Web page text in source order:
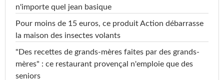
n'importe quel jean basique
Pour moins de 15 euros, ce produit Action débarrasse
la maison des insectes volants
"Des recettes de grands-mères faites par des grands-
mères" : ce restaurant provençal n'emploie que des
seniors